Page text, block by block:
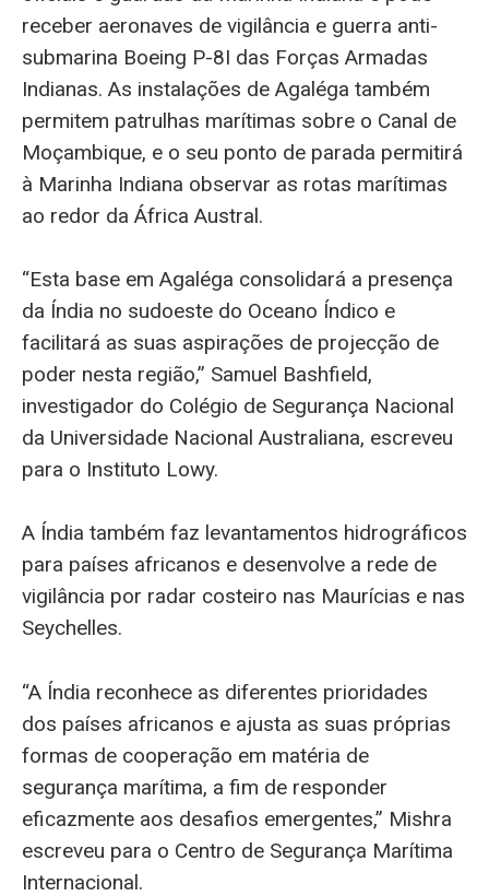
receber aeronaves de vigilância e guerra anti-
submarina Boeing P-8I das Forças Armadas
Indianas. As instalações de Agaléga também
permitem patrulhas marítimas sobre o Canal de
Moçambique, e o seu ponto de parada permitirá
à Marinha Indiana observar as rotas marítimas
ao redor da África Austral.
“Esta base em Agaléga consolidará a presença
da Índia no sudoeste do Oceano Índico e
facilitará as suas aspirações de projecção de
poder nesta região,” Samuel Bashfield,
investigador do Colégio de Segurança Nacional
da Universidade Nacional Australiana, escreveu
para o Instituto Lowy.
A Índia também faz levantamentos hidrográficos
para países africanos e desenvolve a rede de
vigilância por radar costeiro nas Maurícias e nas
Seychelles.
“A Índia reconhece as diferentes prioridades
dos países africanos e ajusta as suas próprias
formas de cooperação em matéria de
segurança marítima, a fim de responder
eficazmente aos desafios emergentes,” Mishra
escreveu para o Centro de Segurança Marítima
Internacional.